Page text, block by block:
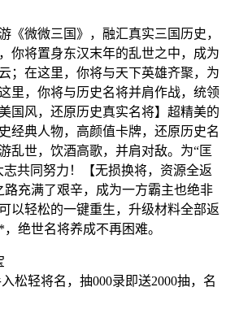
《微微三国》，融汇真实三国历史，
你将置身东汉末年的乱世之中，成为
；在这里，你将与天下英雄齐聚，为
里，你将与历史名将并肩作战，统领
国风，还原历史真实名将】超精美的
经典人物，高颜值卡牌，还原历史名
乱世，饮酒高歌，并肩对敌。为“匡
共同努力！【无损换将，资源全返
充满了艰辛，成为一方霸主也绝非
以轻松的一键重生，升级材料全部返
绝世名将养成不再困难。
入松轻将名，抽000录即送2000抽，名